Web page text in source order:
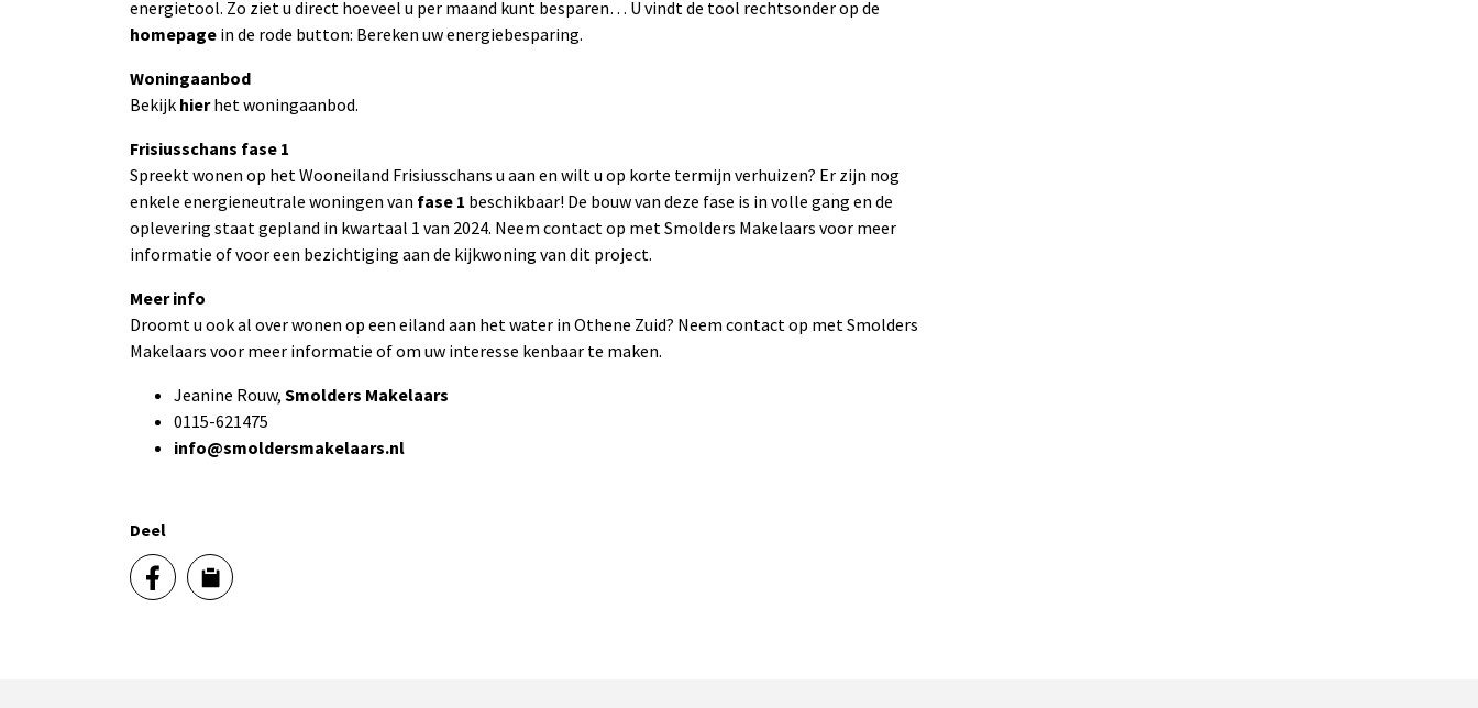
energietool. Zo ziet u direct hoeveel u per maand kunt besparen… U vindt de tool rechtsonder op de
homepage in de rode button: Bereken uw energiebesparing.
Woningaanbod
Bekijk hierhet woningaanbod.
Frisiusschans fase 1
Spreekt wonen op het Wooneiland Frisiusschans u aan en wilt u op korte termijn verhuizen? Er zijn nog
enkele energieneutrale woningen van fase 1 beschikbaar! De bouw van deze fase is in volle gang en de
oplevering staat gepland in kwartaal 1 van 2024. Neem contact op met Smolders Makelaars voor meer
informatie of voor een bezichtiging aan de kijkwoning van dit project.
Meer info
Droomt u ook al over wonen op een eiland aan het water in Othene Zuid? Neem contact op met Smolders
Makelaars voor meer informatie of om uw interesse kenbaar te maken.
Jeanine Rouw, Smolders Makelaars
0115-621475
info@smoldersmakelaars.nl
Deel
Geef dan uw wensen door via onze
enquête